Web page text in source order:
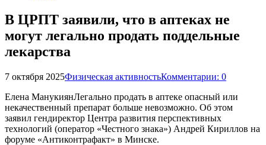
В ЦРПТ заявили, что в аптеках не
могут легально продать поддельные
лекарства
7 октября 2025Физическая активностьКомментарии: 0
Елена МанукиянЛегально продать в аптеке опасный или
некачественный препарат больше невозможно. Об этом
заявил гендиректор Центра развития перспективных
технологий (оператор «Честного знака») Андрей Кириллов на
форуме «Антиконтрафакт» в Минске.